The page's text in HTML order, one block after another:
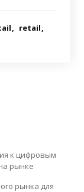
retail
к цифровым
рынке
рынка для